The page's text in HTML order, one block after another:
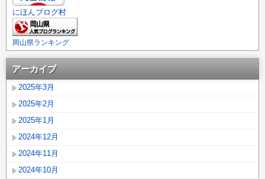
にほんブログ村
岡山県ランキング
アーカイブ
2025年3月
2025年2月
2025年1月
2024年12月
2024年11月
2024年10月